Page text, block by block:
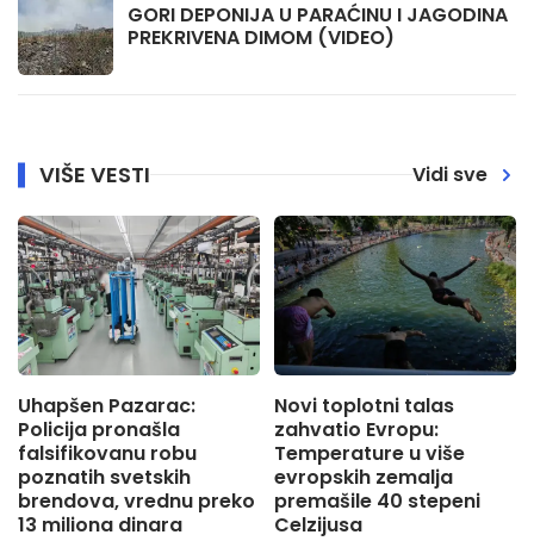
GORI DEPONIJA U PARAĆINU I JAGODINA
PREKRIVENA DIMOM (VIDEO)
VIŠE VESTI Vidi sve
Uhapšen Pazarac:
Policija pronašla
falsifikovanu robu
poznatih svetskih
brendova, vrednu preko
13 miliona dinara
Novi toplotni talas
zahvatio Evropu:
Temperature u više
evropskih zemalja
premašile 40 stepeni
Celzijusa